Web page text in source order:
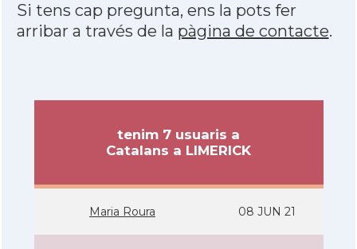
Si tens cap pregunta, ens la pots fer
arribar a través de la pàgina de contacte.
tenim 7 usuaris a
Catalans a LIMERICK
Maria Roura 08 JUN 21